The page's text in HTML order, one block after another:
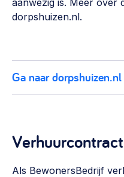
invoering omgevingswet,
gebiedsontwikkeling>
aanwezig is. Meer over
dorpshuizen.nl.
Ga naar dorpshuizen.nl
Als BewonersBedrijf